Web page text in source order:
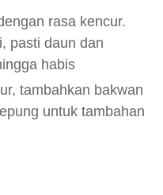
rasa kencur.
pasti daun dan
habis
tambahkan bakwan
untuk tambahan